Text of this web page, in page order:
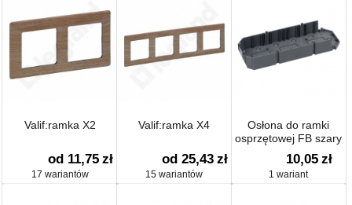
Valif:ramka X2
od 11,75 zł
17 wariantów
Valif:ramka X4
od 25,43 zł
15 wariantów
Osłona do ramki
osprzętowej FB szary
10,05 zł
1 wariant